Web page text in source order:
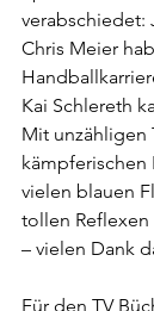
verabschiedet:
Chris Meier
Kai Schlereth
Mit unzähligen
kämpferischen
vielen blauen
tollen
– vielen Dank
Für den TV